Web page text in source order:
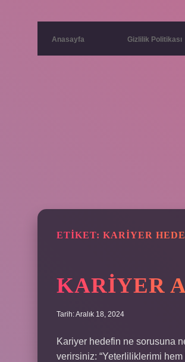
Anasayfa Gizlilik Politikası
ETIKET: KARIYER
KARIYER
Tarih: Aralık 18, 2024
Kariyer hedefin ne sorusuna
verirsiniz: “Yeterliliklerimi